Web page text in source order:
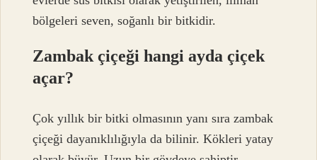
bölgeleri seven, soğanlı bir bitkidir.
Zambak çiçeği hangi ayda çiçek
açar?
Çok yıllık bir bitki olmasının yanı sıra zambak
çiçeği dayanıklılığıyla da bilinir. Kökleri yatay